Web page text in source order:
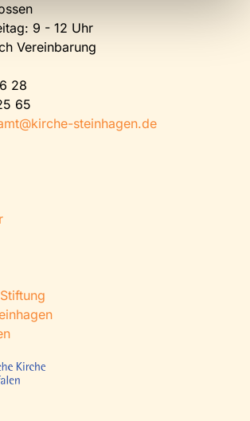
9 - 12 Uhr
Vereinbarung
28
65
steinhagen.de